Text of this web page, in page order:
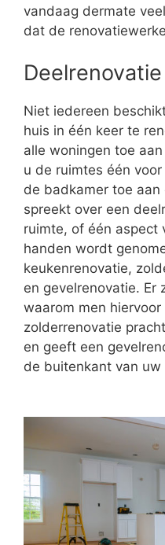
vandaag dermate
dat de
Niet iedereen
huis in één keer te
alle woningen toe
u de ruimtes één
de badkamer toe aan
spreekt over een
ruimte, of één aspect
handen wordt
keukenrenovatie,
en gevelrenovatie. Er
waarom men
zolderrenovatie
en geeft een
de buitenkant van uw